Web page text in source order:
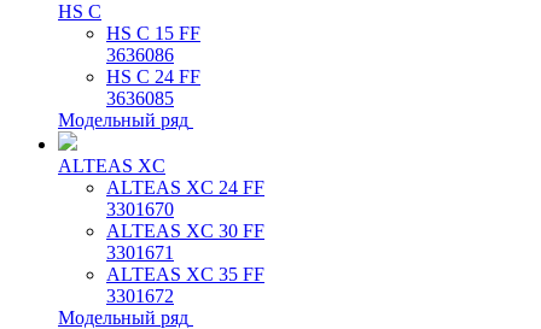
HS C
HS C 15 FF
3636086
HS C 24 FF
3636085
Модельный ряд
ALTEAS XC
ALTEAS XC 24 FF
3301670
ALTEAS XC 30 FF
3301671
ALTEAS XC 35 FF
3301672
Модельный ряд